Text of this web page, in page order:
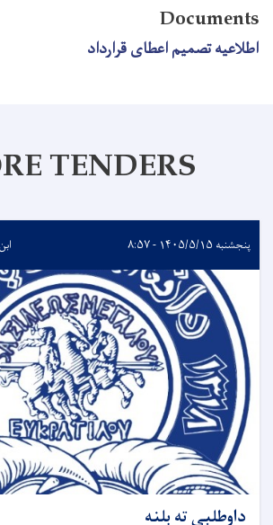
Documents
اطلاعیه تصمیم اعطای قرارداد
TENDERS
پنجشنبه ۱۴۰۵/۵/۱۵ - ۸:۵۷
داوطلبی ته بلنه